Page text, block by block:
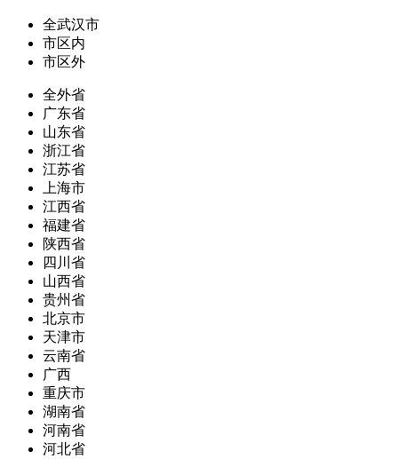
全武汉市
市区内
市区外
全外省
广东省
山东省
浙江省
江苏省
上海市
江西省
福建省
陕西省
四川省
山西省
贵州省
北京市
天津市
云南省
广西
重庆市
湖南省
河南省
河北省